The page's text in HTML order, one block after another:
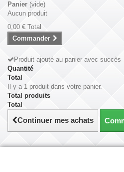
Panier (vide)
Aucun produit
0,00 € Total
Commander
Produit ajouté au panier avec succès
Quantité
Total
Il y a 1 produit dans votre panier.
Total produits
Total
Continuer mes achats